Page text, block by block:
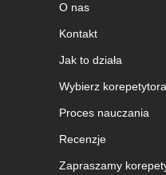
O nas
Kontakt
Jak to działa
Wybierz korepetytora
Proces nauczania
Recenzje
Zapraszamy